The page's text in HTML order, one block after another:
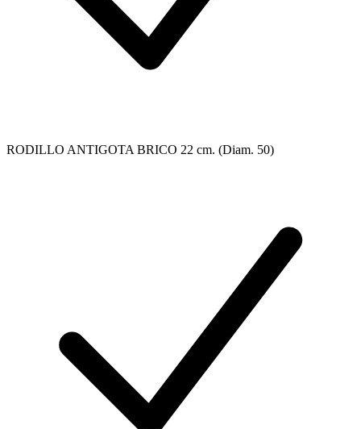
RODILLO ANTIGOTA BRICO 22 cm. (Diam. 50)